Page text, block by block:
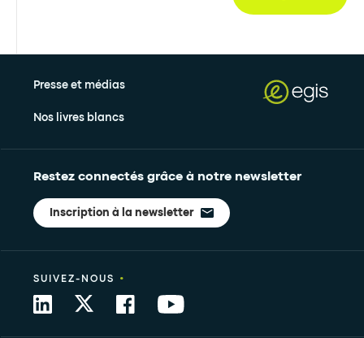
Presse et médias
Nos livres blancs
Restez connectés grâce à notre newsletter
Inscription à la newsletter
SUIVEZ-NOUS •